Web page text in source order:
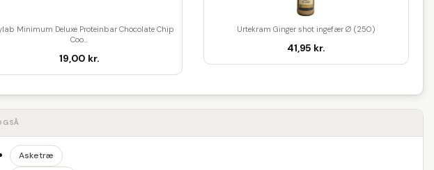
Minimum Deluxe Proteinbar Chocolate Chip
Coo...
19,00 kr.
Urtekram Ginger shot ingefær Ø (250)
41,95 kr.
Asketræ